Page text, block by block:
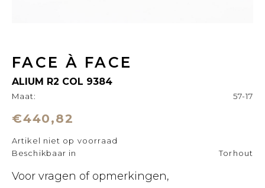
FACE À FACE
ALIUM R2 COL 9384
Maat: 57-17
€440,82
Artikel niet op voorraad
Beschikbaar in
Torhout
Voor vragen of opmerkingen,